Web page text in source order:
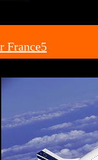
France5